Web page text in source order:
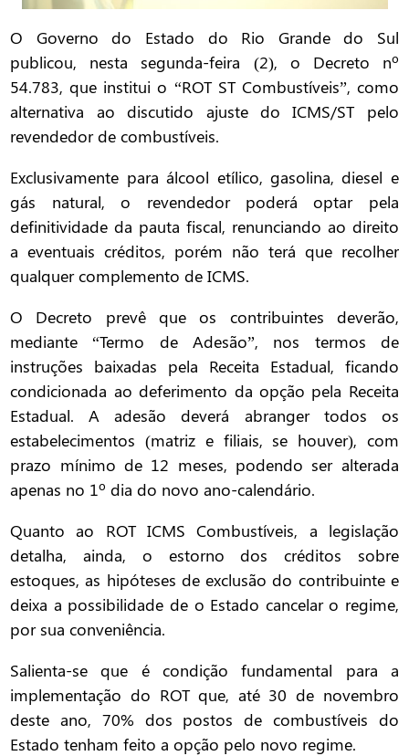
O Governo do Estado do Rio Grande do Sul
publicou, nesta segunda-feira (2), o Decreto nº
54.783, que institui o “ROT ST Combustíveis”, como
alternativa ao discutido ajuste do ICMS/ST pelo
revendedor de combustíveis.
Exclusivamente para álcool etílico, gasolina, diesel e
gás natural, o revendedor poderá optar pela
definitividade da pauta fiscal, renunciando ao direito
a eventuais créditos, porém não terá que recolher
qualquer complemento de ICMS.
O Decreto prevê que os contribuintes deverão,
mediante “Termo de Adesão”, nos termos de
instruções baixadas pela Receita Estadual, ficando
condicionada ao deferimento da opção pela Receita
Estadual. A adesão deverá abranger todos os
estabelecimentos (matriz e filiais, se houver), com
prazo mínimo de 12 meses, podendo ser alterada
apenas no 1º dia do novo ano-calendário.
Quanto ao ROT ICMS Combustíveis, a legislação
detalha, ainda, o estorno dos créditos sobre
estoques, as hipóteses de exclusão do contribuinte e
deixa a possibilidade de o Estado cancelar o regime,
por sua conveniência.
Salienta-se que é condição fundamental para a
implementação do ROT que, até 30 de novembro
deste ano, 70% dos postos de combustíveis do
Estado tenham feito a opção pelo novo regime.